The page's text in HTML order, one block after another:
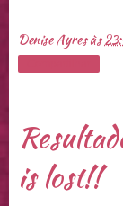
Denise Ayresàs
is lost!!